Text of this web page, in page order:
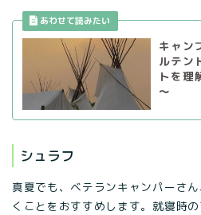
キャン
ルテン
トを理
～
シュラフ
真夏でも、ベテランキャンパーさ
くことをおすすめします。就寝時